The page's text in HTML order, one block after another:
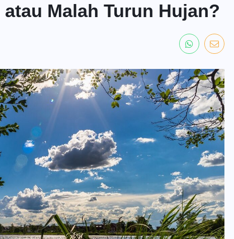
Malah Turun Hujan?